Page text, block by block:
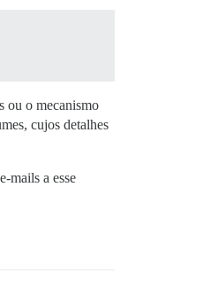
ou o mecanismo
cujos detalhes
mails a esse